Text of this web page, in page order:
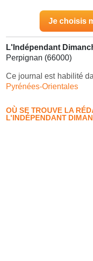
Je choisis
L'Indépendant
Perpignan (66000)
Ce journal est habilité
Pyrénées-Orientales
OÙ SE TROUVE LA
L'INDÉPENDANT